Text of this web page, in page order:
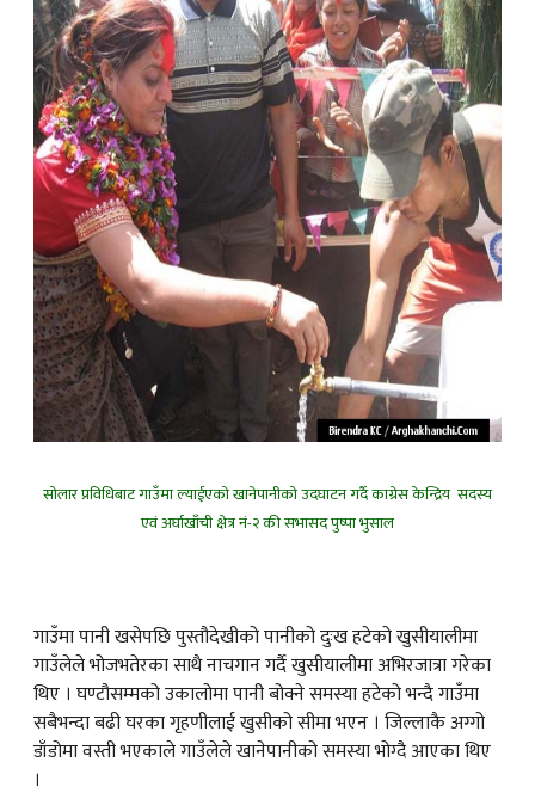
सोलार प्रविधिबाट गाउँमा ल्याईएको खानेपानीको उदघाटन गर्दै काग्रेस केन्द्रिय सदस्य
एवं अर्घाखाँची क्षेत्र नं-२ की सभासद पुष्पा भुसाल
गाउँमा पानी खसेपछि पुस्तौदेखीको पानीको दुःख हटेको खुसीयालीमा
गाउँलेले भोजभतेरका साथै नाचगान गर्दै खुसीयालीमा अभिरजात्रा गरेका
थिए । घण्टौसम्मको उकालोमा पानी बोक्ने समस्या हटेको भन्दै गाउँमा
सबैभन्दा बढी घरका गृहणीलाई खुसीको सीमा भएन । जिल्लाकै अग्गो
डाँडोमा वस्ती भएकाले गाउँलेले खानेपानीको समस्या भोग्दै आएका थिए
।